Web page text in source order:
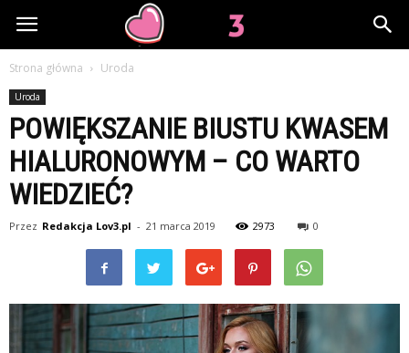
Lov3.pl
Strona główna Uroda
Uroda
POWIĘKSZANIE BIUSTU KWASEM
HIALURONOWYM – CO WARTO
WIEDZIEĆ?
Przez Redakcja Lov3.pl - 21 marca 2019 2973 0